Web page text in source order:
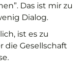
Das ist mir zu
Dialog.
ist es zu
die Gesellschaft